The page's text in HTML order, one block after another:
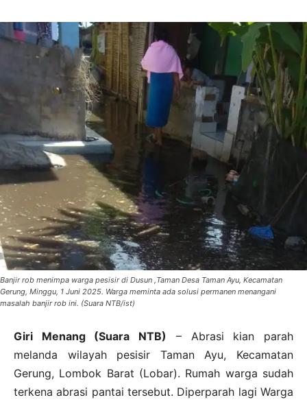
Banjir rob menimpa warga pesisir di Dusun ,Taman Desa Taman Ayu, Kecamatan
Gerung, Minggu, 1 Juni 2025. Warga meminta ada solusi permanen menangani
masalah banjir rob ini. (Suara NTB/ist)
Giri Menang (Suara NTB)
– Abrasi kian parah
melanda wilayah pesisir Taman Ayu, Kecamatan
Gerung, Lombok Barat (Lobar). Rumah warga sudah
terkena abrasi pantai tersebut. Diperparah lagi Warga